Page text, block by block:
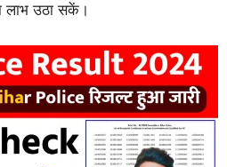
उठा सकें।